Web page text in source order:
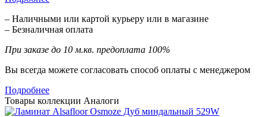
– Наличными или картой курьеру или в магазине
– Безналичная оплата
При заказе до 10 м.кв. предоплата 100%
Вы всегда можете согласовать способ оплаты с менеджером
Подробнее
Товары коллекции Аналоги